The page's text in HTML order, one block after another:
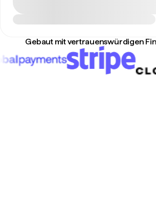
Gebaut mit vertrauenswürdigen